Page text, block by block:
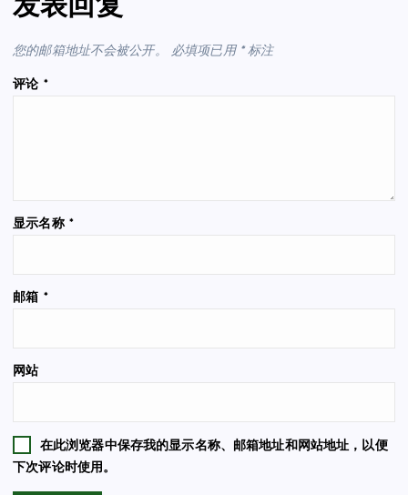
发表回复
您的邮箱地址不会被公开。 必填项已用 *标注
评论 *
显示名称 *
邮箱 *
网站
在此浏览器中保存我的显示名称、邮箱地址和网站地址，以便
下次评论时使用。